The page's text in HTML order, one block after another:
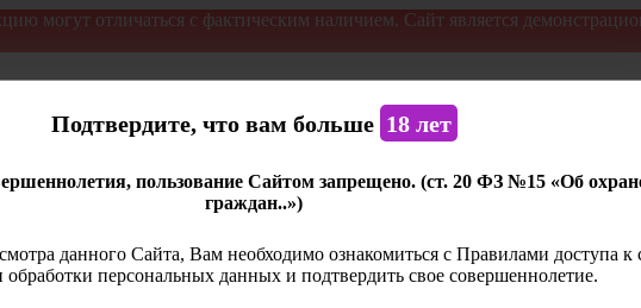
могут отличаться с фактическим наличием. Сайт является
Подтвердите, что вам больше 18 лет
пользование Сайтом запрещено. (ст. 20 ФЗ №15 «Об
граждан..»)
данного Сайта, Вам необходимо ознакомиться с Правилами доступа к
персональных данных и подтвердить свое совершеннолетие.